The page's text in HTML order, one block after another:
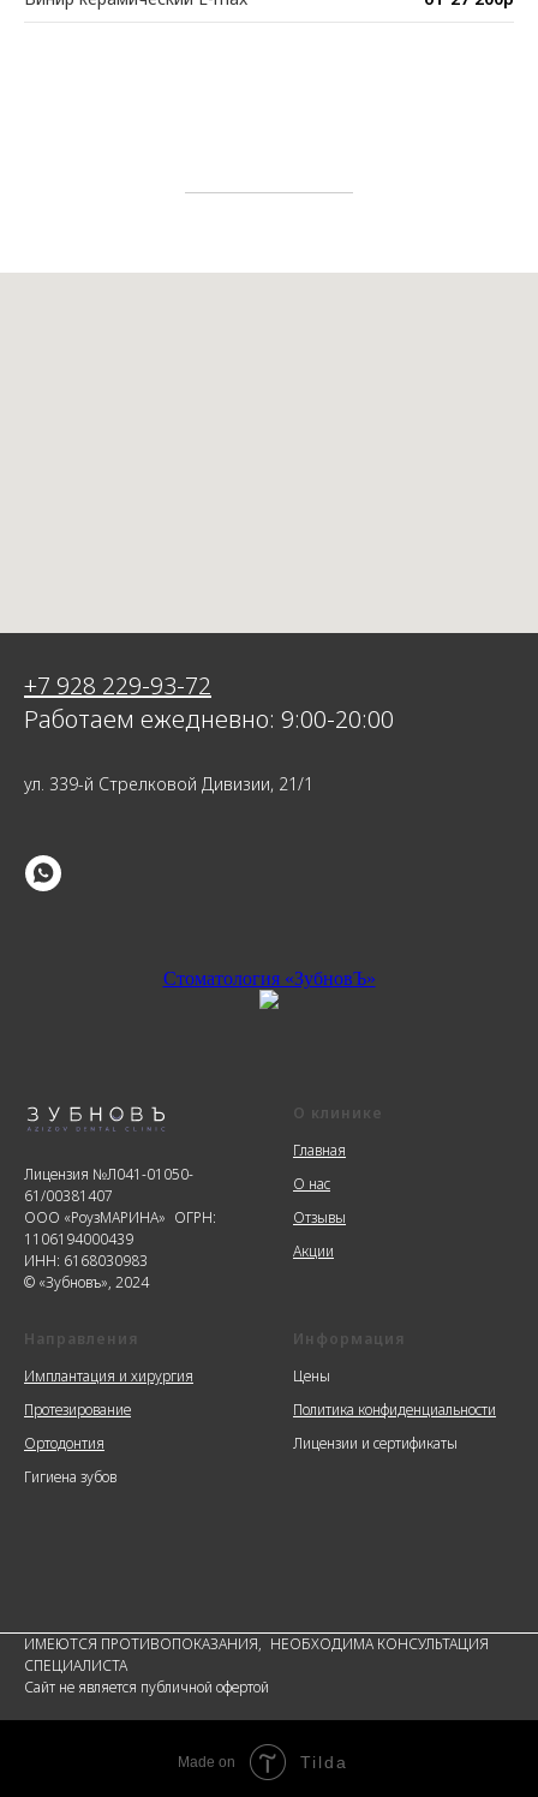
+7 928 229-93-72
Работаем ежедневно: 9:00-20:00
ул. 339-й Стрелковой Дивизии, 21/1
Стоматология «ЗубновЪ»
Лицензия №Л041-01050-
61/00381407
ООО «РоузМАРИНА» ОГРН:
1106194000439
ИНН: 6168030983
© «Зубновъ», 2024
О клинике
Главная
О нас
Отзывы
Акции
Направления
Имплантация и хирургия
Протезирование
Ортодонтия
Гигиена зубов
Информация
Цены
Политика конфиденциальности
Лицензии и сертификаты
ИМЕЮТСЯ ПРОТИВОПОКАЗАНИЯ, НЕОБХОДИМА КОНСУЛЬТАЦИЯ
СПЕЦИАЛИСТА
Сайт не является публичной офертой
Made on Tilda